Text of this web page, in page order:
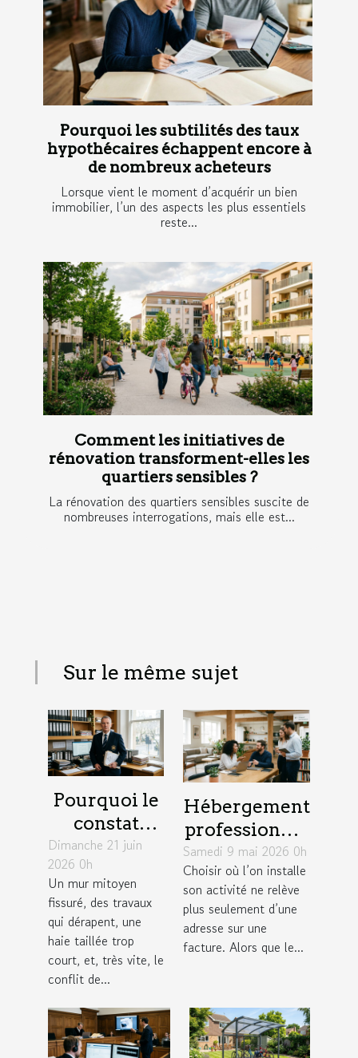
Pourquoi les subtilités des taux
hypothécaires échappent encore à
de nombreux acheteurs
Lorsque vient le moment d’acquérir un bien
immobilier, l’un des aspects les plus essentiels
reste...
Comment les initiatives de
rénovation transforment-elles les
quartiers sensibles ?
La rénovation des quartiers sensibles suscite de
nombreuses interrogations, mais elle est...
Sur le même sujet
Pourquoi le
constat
d’huissier
change la
donne dans
un litige
entre
voisins
Dimanche 21 juin
2026 0h
Un mur mitoyen
fissuré, des travaux
qui dérapent, une
haie taillée trop
court, et, très vite, le
conflit de...
Hébergement
professionnel
: un levier
insoupçonné
pour élargir
son réseau
Samedi 9 mai 2026 0h
Choisir où l’on installe
son activité ne relève
plus seulement d’une
adresse sur une
facture. Alors que le...